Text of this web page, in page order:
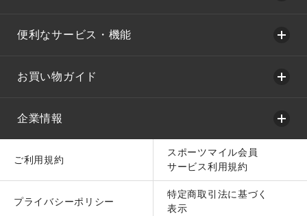
便利なサービス・機能
お買い物ガイド
企業情報
ご利用規約
スポーツマイル会員
サービス利用規約
プライバシーポリシー
特定商取引法に基づく
表示